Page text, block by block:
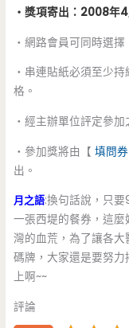
‧獎項寄出：2008年
‧網路會員可同時選
‧串連貼紙必須至少
格。
‧經主辦單位評定參加
‧參加獎將由【填問券
出。
月之語:換句話說，只
一張西堤的餐券，這
灣的血荒，為了讓各
碼牌，大家還是要努
上啊~~
評論